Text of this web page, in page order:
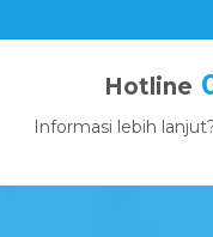
Hotline
Informasi lebih